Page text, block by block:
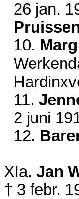
26 jan.
10.
11.
2 juni
12.
XIa. Jan
† 3 febr.